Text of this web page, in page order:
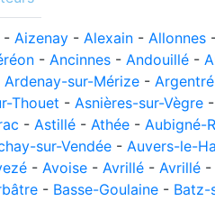
- Aizenay - Alexain - Allonnes
- Ancinnes - Andouillé -
Ardenay-sur-Mérize - Argentré
Thouet - Asnières-sur-Vègre -
- Astillé - Athée - Aubigné-
sur-Vendée - Auvers-le-
- Avoise - Avrillé - Avrillé -
- Basse-Goulaine - Batz-